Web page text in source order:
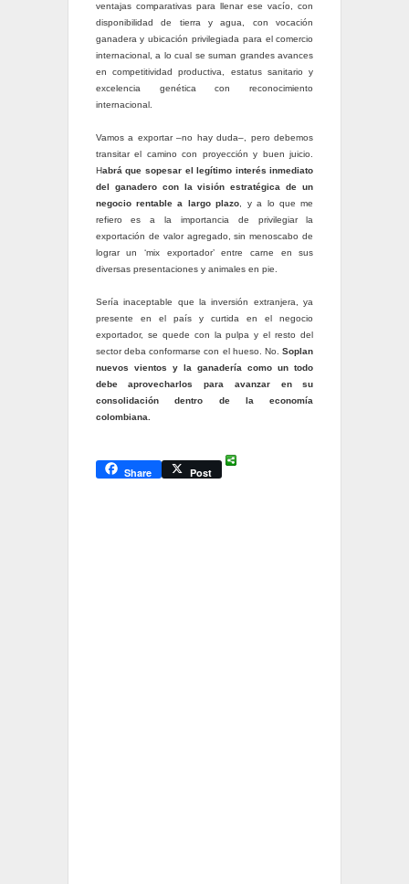
ventajas comparativas para llenar ese vacío, con
disponibilidad de tierra y agua, con vocación
ganadera y ubicación privilegiada para el comercio
internacional, a lo cual se suman grandes avances
en competitividad productiva, estatus sanitario y
excelencia genética con reconocimiento
internacional.
Vamos a exportar –no hay duda–, pero debemos
transitar el camino con proyección y buen juicio.
Habrá que sopesar el legítimo interés inmediato
del ganadero con la visión estratégica de un
negocio rentable a largo plazo, y a lo que me
refiero es a la importancia de privilegiar la
exportación de valor agregado, sin menoscabo de
lograr un ‘mix exportador’ entre carne en sus
diversas presentaciones y animales en pie.
Sería inaceptable que la inversión extranjera, ya
presente en el país y curtida en el negocio
exportador, se quede con la pulpa y el resto del
sector deba conformarse con el hueso. No.Soplan
nuevos vientos y la ganadería como un todo
debe aprovecharlos para avanzar en su
consolidación dentro de la economía
colombiana.
Share Post